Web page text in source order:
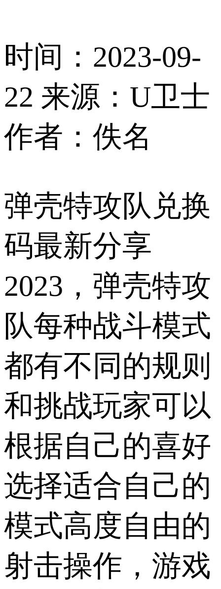
时间：2023-09-
22 来源：U卫士
作者：佚名
弹壳特攻队兑换
码最新分享
2023，弹壳特攻
队每种战斗模式
都有不同的规则
和挑战玩家可以
根据自己的喜好
选择适合自己的
模式高度自由的
射击操作，游戏